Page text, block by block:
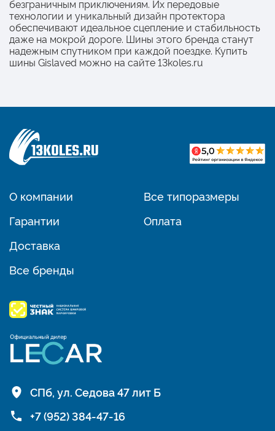
безграничным приключениям. Их передовые
технологии и уникальный дизайн протектора
обеспечивают идеальное сцепление и стабильность
даже на мокрой дороге. Шины этого бренда станут
надежным спутником при каждой поездке. Купить
шины Gislaved можно на сайте 13koles.ru
О компании
Гарантии
Доставка
Все бренды
Все типоразмеры
Оплата
СПб, ул. Седова 47 лит Б
+7 (952) 384-47-16